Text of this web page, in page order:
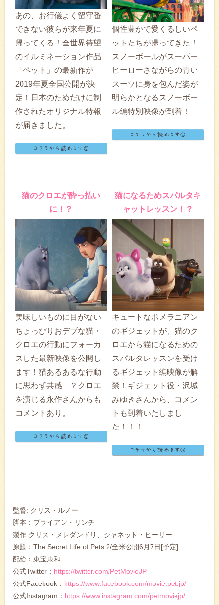
あの、お行儀よく留守番
できない彼らが来年夏に
帰ってくる！全世界待望
のイルミネーション作品
「ペット」の最新作が
2019年夏全国公開が決
定！日本のためだけに制
作されたオリジナル特報
が届きました。
個性豊かで愛くるしいペ
ットたちが帰ってきた！
スノーボールがスーパー
ヒーローさながらの青い
スーツに身を包んだ姿が
明らかとなるスノーボー
ル編特別映像が到着！
猫のクロエが酔っ払い
に！？
美味しいものに目がない
ちょっぴりおデブな猫・
クロエの行動にフォーカ
スした最新映像を公開し
ます！猫あるあるな行動
に思わず共感！？クロエ
を演じる永作さんからも
コメントあり。
猫になるためスパルタキ
ャットレッスン！？
キュートなポメラニアン
のギジェットが、猫のク
ロエから猫になるための
スパルタレッスンを受け
るギジェット編映像が解
禁！ギジェット役・沢城
みゆきさんから、コメン
トも到着いたしまし
た！！！
監督: クリス・ルノー
脚本：ブライアン・リンチ
製作:クリス・メレダンドリ、ジャネット・ヒーリー
原題：The Secret Life of Pets 2/全米公開6月7日[予定]
配給：東宝東和
公式Twitter： https://twitter.com/PetMovieJP
公式Facebook： https://www.facebook.com/movie.pet.jp/
公式Instagram： https://www.instagram.com/petmoviejp/